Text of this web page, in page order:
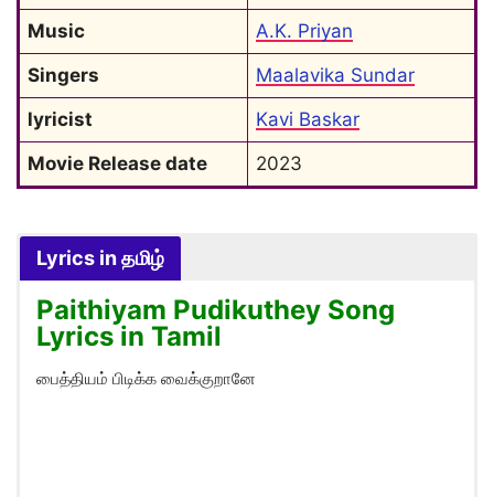
Music
A.K. Priyan
Singers
Maalavika Sundar
lyricist
Kavi Baskar
Movie Release date
2023
Lyrics in தமிழ்
Paithiyam Pudikuthey Song
Lyrics in Tamil
பைத்தியம் பிடிக்க வைக்குறானே